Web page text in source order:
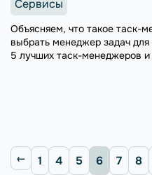
Сервисы
Объясняем, что такое таск-
выбрать менеджер задач
5 лучших таск-менеджеров и
1 4 5 6 7 8